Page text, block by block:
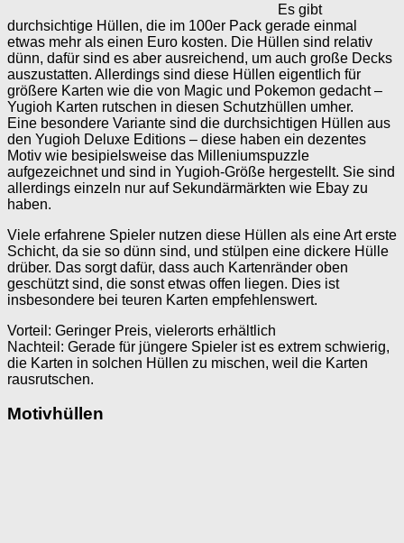
Es gibt
durchsichtige Hüllen, die im 100er Pack gerade einmal
etwas mehr als einen Euro kosten. Die Hüllen sind relativ
dünn, dafür sind es aber ausreichend, um auch große Decks
auszustatten. Allerdings sind diese Hüllen eigentlich für
größere Karten wie die von Magic und Pokemon gedacht –
Yugioh Karten rutschen in diesen Schutzhüllen umher.
Eine besondere Variante sind die durchsichtigen Hüllen aus
den Yugioh Deluxe Editions – diese haben ein dezentes
Motiv wie besipielsweise das Milleniumspuzzle
aufgezeichnet und sind in Yugioh-Größe hergestellt. Sie sind
allerdings einzeln nur auf Sekundärmärkten wie Ebay zu
haben.
Viele erfahrene Spieler nutzen diese Hüllen als eine Art erste
Schicht, da sie so dünn sind, und stülpen eine dickere Hülle
drüber. Das sorgt dafür, dass auch Kartenränder oben
geschützt sind, die sonst etwas offen liegen. Dies ist
insbesondere bei teuren Karten empfehlenswert.
Vorteil: Geringer Preis, vielerorts erhältlich
Nachteil: Gerade für jüngere Spieler ist es extrem schwierig,
die Karten in solchen Hüllen zu mischen, weil die Karten
rausrutschen.
Motivhüllen